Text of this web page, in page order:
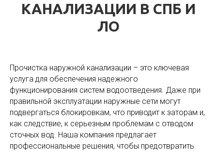
КАНАЛИЗАЦИИ В СПБ И
ЛО
Прочистка наружной канализации – это ключевая
услуга для обеспечения надежного
функционирования систем водоотведения. Даже при
правильной эксплуатации наружные сети могут
подвергаться блокировкам, что приводит к заторам и,
как следствие, к серьезным проблемам с отводом
сточных вод. Наша компания предлагает
профессиональные решения, чтобы предотвратить